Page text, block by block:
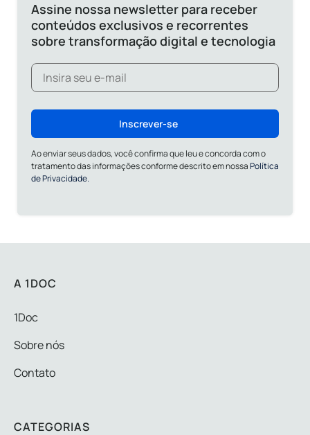
Assine nossa newsletter para receber
conteúdos exclusivos e recorrentes
sobre transformação digital e tecnologia
Inscrever-se
Ao enviar seus dados, você confirma que leu e concorda com o
tratamento das informações conforme descrito em nossaPolítica
de Privacidade.
A 1DOC
1Doc
Sobre nós
Contato
CATEGORIAS